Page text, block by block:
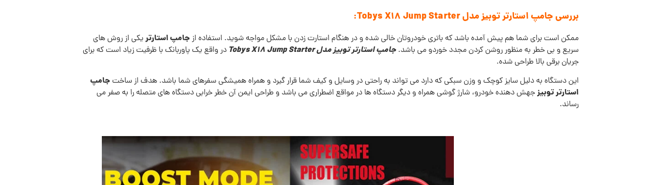
بررسی جامپ استارتر توبیز مدل Tobys X18 Jump Starter:
ممکن است برای شما هم پیش آمده باشد که باتری خودروتان خالی شده و در هنگام استارت زدن با مشکل مواجه شوید. استفاده از جامپ استارتریکی از روش های
سریع و بی خطر به منظور روشن کردن مجدد خوردو می باشد.جامپ استارتر توبیز مدل Tobys X18 Jump Starter
در واقع یک پاوربانک با ظرفیت زیاد است که برای
جریان برقی بالا طراحی شده.
این دستگاه به دلیل سایز کوچک و وزن سبکی که دارد می تواند به راحتی در وسایل و کیف شما قرار گیرد و همراه همیشگی سفرهای شما باشد. هدف از ساخت جامپ
استارتر توبیزجهش دهنده خودرو، شارژ گوشی همراه و دیگر دستگاه ها در مواقع اضطراری می باشد و طراحی ایمن آن خطر خرابی دستگاه های متصله را به صفر می
رساند.